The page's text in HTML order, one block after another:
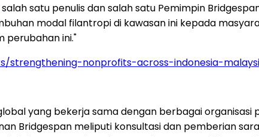
salah satu penulis dan salah satu Pemimpin
modal filantropi di kawasan ini kepada
perubahan ini."
strengthening-nonprofits-across-indonesia-
yang bekerja sama dengan berbagai organisasi
Bridgespan meliputi konsultasi dan pemberian